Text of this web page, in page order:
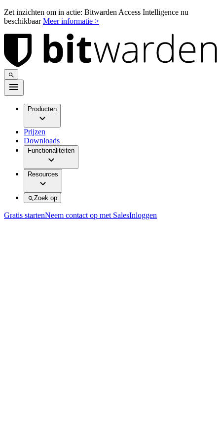
Zet inzichten om in actie: Bitwarden Access Intelligence nu
beschikbaarMeer informatie >
Producten
Prijzen
Downloads
Functionaliteiten
Resources
Zoek op
Gratis startenNeem contact op met SalesInloggen